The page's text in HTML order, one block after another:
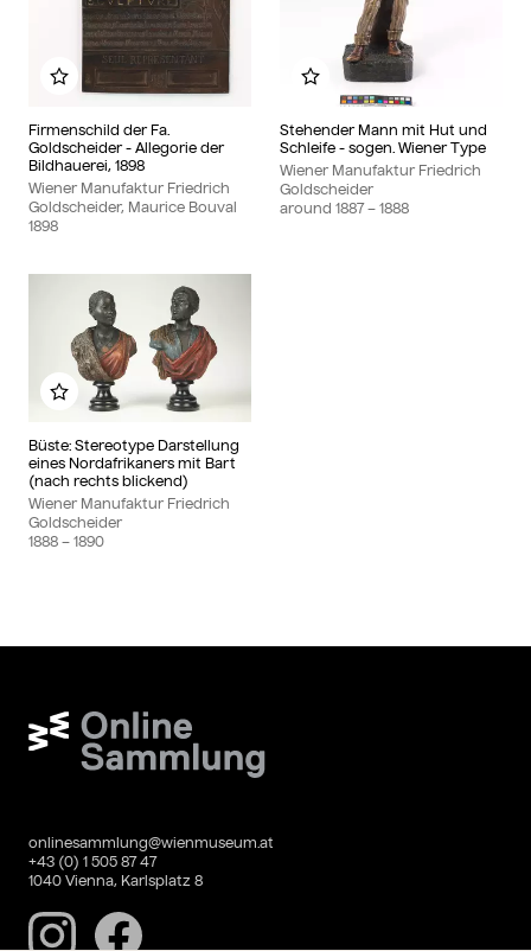
Firmenschild der Fa.
Goldscheider - Allegorie der
Bildhauerei, 1898
Wiener Manufaktur Friedrich
Goldscheider, Maurice Bouval
1898
Add to my album
Stehender Mann mit Hut und
Schleife - sogen. Wiener Type
Wiener Manufaktur Friedrich
Goldscheider
around 1887– 1888
Add to my album
Büste: Stereotype Darstellung
eines Nordafrikaners mit Bart
(nach rechts blickend)
Wiener Manufaktur Friedrich
Goldscheider
1888 – 1890
Add to my album
Wien Museum Online Sammlung
onlinesammlung@wienmuseum.at
+43 (0) 1 505 87 47
1040 Vienna, Karlsplatz 8
InstagramFacebook